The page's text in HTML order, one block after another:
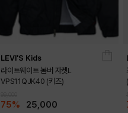
LEVI'S Kids
라이트웨이트 봄버 자켓L
VPS11QJK40 (키즈)
75% 25,000